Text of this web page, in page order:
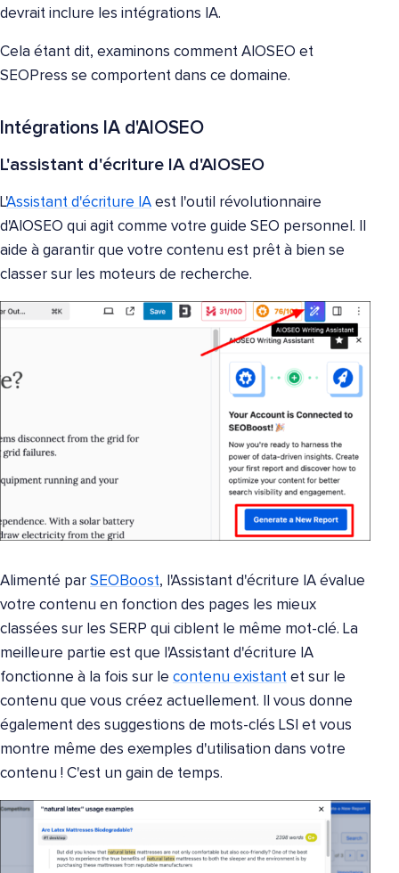
devrait inclure les intégrations IA.
Cela étant dit, examinons comment AIOSEO et
SEOPress se comportent dans ce domaine.
Intégrations IA d'AIOSEO
L'assistant d'écriture IA d'AIOSEO
L'Assistant d'écriture IA est l'outil révolutionnaire
d'AIOSEO qui agit comme votre guide SEO personnel. Il
aide à garantir que votre contenu est prêt à bien se
classer sur les moteurs de recherche.
Alimenté par SEOBoost, l'Assistant d'écriture IA évalue
votre contenu en fonction des pages les mieux
classées sur les SERP qui ciblent le même mot-clé. La
meilleure partie est que l'Assistant d'écriture IA
fonctionne à la fois sur le contenu existant et sur le
contenu que vous créez actuellement. Il vous donne
également des suggestions de mots-clés LSI et vous
montre même des exemples d'utilisation dans votre
contenu ! C'est un gain de temps.